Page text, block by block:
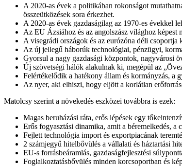
A 2020-as évek a politikában rokonságot
összeütközések sora érkezhet.
A 2020-as évek gazdaságilag az 1970-es évekkel
Az EU Ázsiához és az angolszász világhoz képest
A visegrádi országok és az eurózóna déli
Az új jellegű háborúk technológiai, pénzügyi,
Gyorsul a nagy gazdasági központok, nagyvárosi
Új szövetségi hálók alakulnak ki, megépül az
Felértékelődik a hatékony állam és kormányzás, a
Az nyer, aki elhiszi, hogy eljött a korlátlan
Matolcsy szerint a növekedés eszközei továbbra is ezek:
Magas beruházási ráta, erős lépések egy
Erős fogyasztási dinamika, amit a béremelkedés, a
Fejlett technológia import és exportpiacának
2 számjegyű hitelbővülés a vállalati és háztartási
EU-s forrásbeáramlás, gazdaságfejlesztési
Foglalkoztatásbővülés minden korcsoportban és